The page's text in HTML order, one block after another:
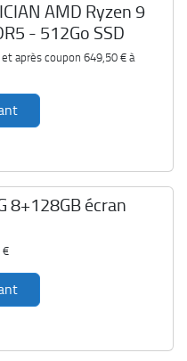
AMD Ryzen 9
- 512Go SSD
après coupon 649,50 €à
8+128GB écran
€